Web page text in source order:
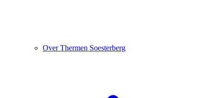
Over Thermen Soesterberg